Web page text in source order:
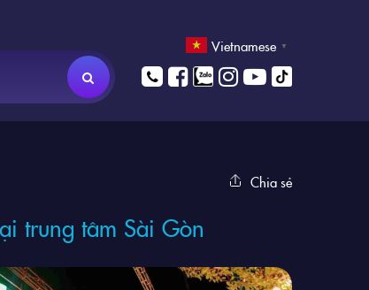
Vietnamese ▼
Chia sẻ
trung tâm Sài Gòn